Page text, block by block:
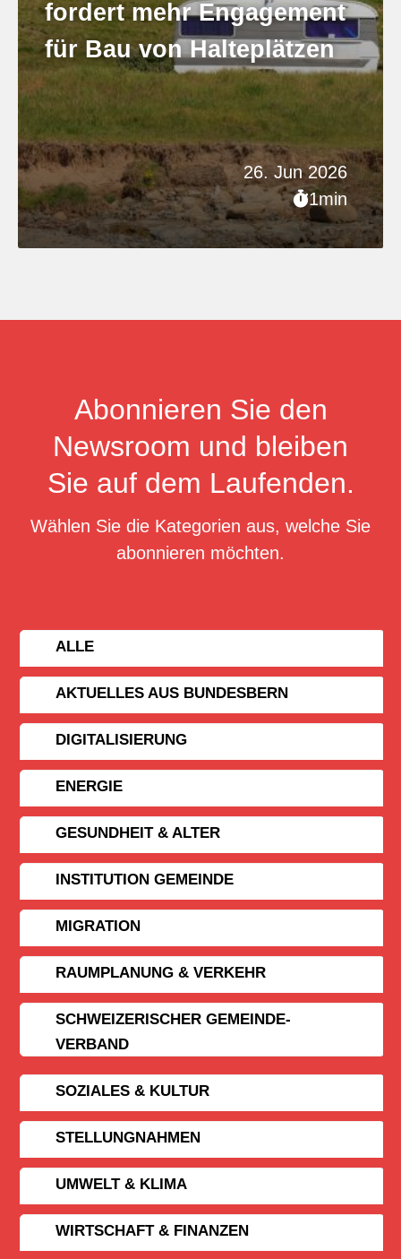
26. Jun 2026
1min
fordert mehr Engagement
für Bau von Halteplätzen
Abonnieren Sie den
Newsroom und bleiben
Sie auf dem Laufenden.
Wählen Sie die Kategorien aus, welche Sie
abonnieren möchten.
ALLE
AKTUELLES AUS BUNDESBERN
DIGITALISIERUNG
ENERGIE
GESUNDHEIT & ALTER
INSTITUTION GEMEINDE
MIGRATION
RAUMPLANUNG & VERKEHR
SCHWEIZERISCHER GEMEINDE­
VERBAND
SOZIALES & KULTUR
STELLUNGNAHMEN
UMWELT & KLIMA
WIRTSCHAFT & FINANZEN